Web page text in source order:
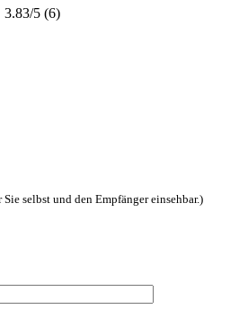
3.83/5 (6)
selbst und den Empfänger einsehbar.)